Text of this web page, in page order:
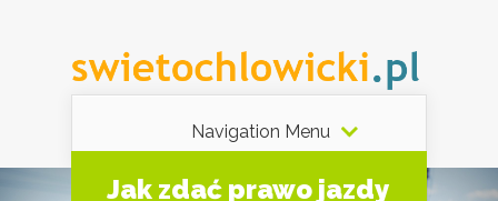
Navigation Menu
Jak zdać prawo jazdy